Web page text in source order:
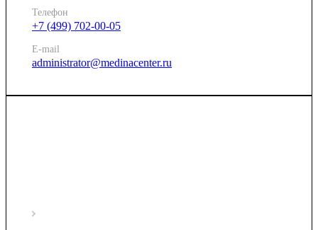
Телефон
+7 (499) 702-00-05
E-mail
administrator@medinacenter.ru